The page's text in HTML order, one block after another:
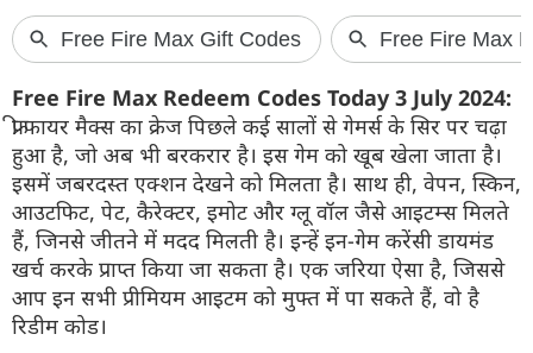
Free Fire Max Redeem Codes Today 3 July 2024:
फ्री फायर मैक्स का क्रेज पिछले कई सालों से गेमर्स के सिर पर चढ़ा
हुआ है, जो अब भी बरकरार है। इस गेम को खूब खेला जाता है।
इसमें जबरदस्त एक्शन देखने को मिलता है। साथ ही, वेपन, स्किन,
आउटफिट, पेट, कैरेक्टर, इमोट और ग्लू वॉल जैसे आइटम्स मिलते
हैं, जिनसे जीतने में मदद मिलती है। इन्हें इन-गेम करेंसी डायमंड
खर्च करके प्राप्त किया जा सकता है। एक जरिया ऐसा है, जिससे
आप इन सभी प्रीमियम आइटम को मुफ्त में पा सकते हैं, वो है
रिडीम कोड।